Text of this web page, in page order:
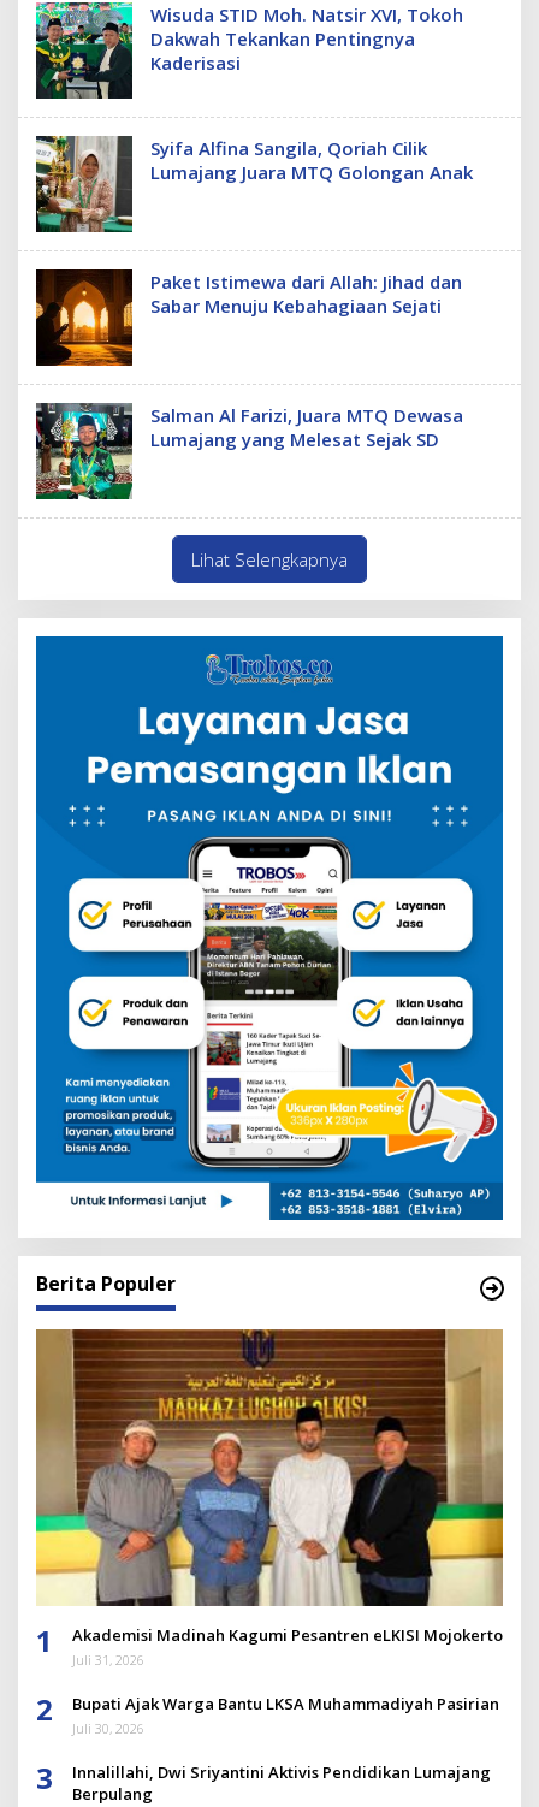
Wisuda STID Moh. Natsir XVI, Tokoh
Dakwah Tekankan Pentingnya
Kaderisasi
Syifa Alfina Sangila, Qoriah Cilik
Lumajang Juara MTQ Golongan Anak
Paket Istimewa dari Allah: Jihad dan
Sabar Menuju Kebahagiaan Sejati
Salman Al Farizi, Juara MTQ Dewasa
Lumajang yang Melesat Sejak SD
Lihat Selengkapnya
Berita Populer
1 Akademisi Madinah Kagumi Pesantren eLKISI Mojokerto
Juli 31, 2026
2 Bupati Ajak Warga Bantu LKSA Muhammadiyah Pasirian
Juli 30, 2026
3
Innalillahi, Dwi Sriyantini Aktivis Pendidikan Lumajang
Berpulang